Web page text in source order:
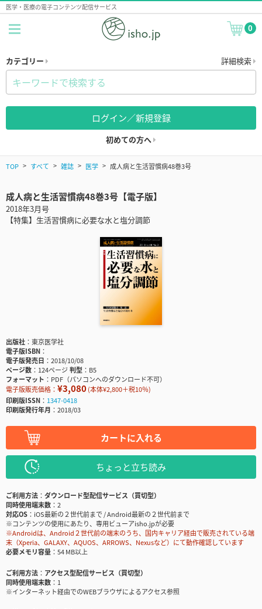
医学・医療の電子コンテンツ配信サービス
0
カテゴリー 詳細検索
ログイン／新規登録
初めての方へ
TOP すべて 雑誌 医学 成人病と生活習慣病48巻3号
成人病と生活習慣病48巻3号【電子版】
2018年3月号
【特集】生活習慣病に必要な水と塩分調節
出版社
東京医学社
電子版ISBN
電子版発売日
2018/10/08
ページ数
124ページ判型
B5
フォーマット
PDF（パソコンへのダウンロード不可）
電子版販売価格： ¥3,080(本体¥2,800＋税10％)
印刷版ISSN
1347-0418
印刷版発行年月
2018/03
カートに入れる
ちょっと立ち読み
ご利用方法
ダウンロード型配信サービス（買切型）
同時使用端末数
2
対応OS
iOS最新の２世代前まで / Android最新の２世代前まで
※コンテンツの使用にあたり、専用ビューアisho.jpが必要
※Androidは、Android２世代前の端末のうち、国内キャリア経由で販売されている端
末（Xperia、GALAXY、AQUOS、ARROWS、Nexusなど）にて動作確認しています
必要メモリ容量
54 MB以上
ご利用方法
アクセス型配信サービス（買切型）
同時使用端末数
1
※インターネット経由でのWEBブラウザによるアクセス参照